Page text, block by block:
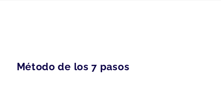
Método de los 7 pasos